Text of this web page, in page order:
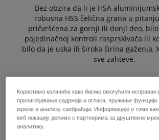
Bez obzira da li je HSA
robusna HSS čelična grana u
pričvršćena za gornji ili donji deo,
pojedinačnoj kontroli rasprskivača ili
bilo da je uska ili široka širina gaženja,
sve zahteve.
ZAHTEVAJTE PONUDU
Користимо колачиће како бисмо омогућили исправан
прилагођавање садржаја и огласа, пружање
мреже и анализу саобраћаја. Информације о томе
веб локацију делимо с партнерима за друштвене
аналитику.